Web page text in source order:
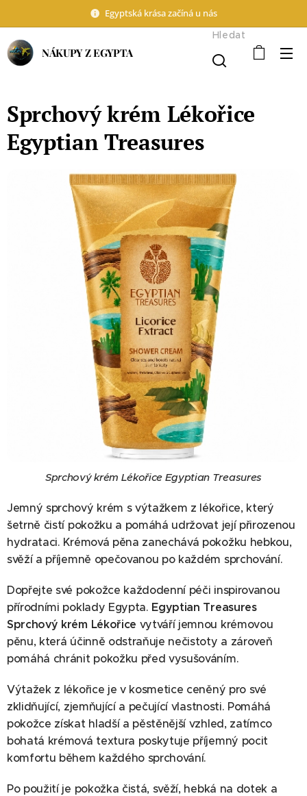
Egyptská krása začíná u nás
NÁKUPY Z EGYPTA
Hledat
Sprchový krém Lékořice
Egyptian Treasures
Sprchový krém Lékořice Egyptian Treasures
Jemný sprchový krém s výtažkem z lékořice, který
šetrně čistí pokožku a pomáhá udržovat její přirozenou
hydrataci. Krémová pěna zanechává pokožku hebkou,
svěží a příjemně opečovanou po každém sprchování.
Dopřejte své pokožce každodenní péči inspirovanou
přírodními poklady Egypta. Egyptian Treasures
Sprchový krém Lékořice vytváří jemnou krémovou
pěnu, která účinně odstraňuje nečistoty a zároveň
pomáhá chránit pokožku před vysušováním.
Výtažek z lékořice je v kosmetice ceněný pro své
zklidňující, zjemňující a pečující vlastnosti. Pomáhá
pokožce získat hladší a pěstěnější vzhled, zatímco
bohatá krémová textura poskytuje příjemný pocit
komfortu během každého sprchování.
Po použití je pokožka čistá, svěží, hebká na dotek a